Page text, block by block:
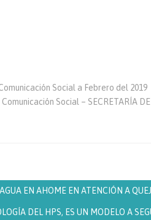
Social a Febrero del 2019
Social – SECRETARÍA DE
EN AHOME EN ATENCIÓN A
DEL HPS, ES UN MODELO A